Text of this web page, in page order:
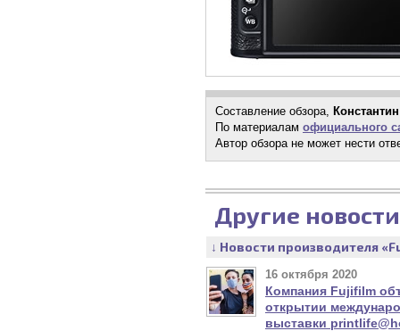
Составление обзора,
По материалам официального
Автор обзора не может нести
Другие
↓ Новости производителя
16 октября 2020
Компания Fujifilm
открытии
выставки